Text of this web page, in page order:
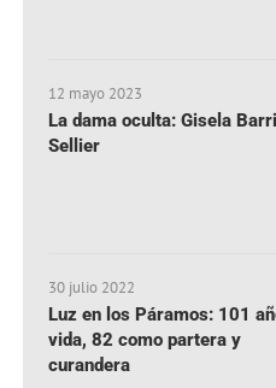
12 mayo 2023
La dama oculta: Gisela
Sellier
30 julio 2022
Luz en los Páramos: 101
vida, 82 como partera y
curandera